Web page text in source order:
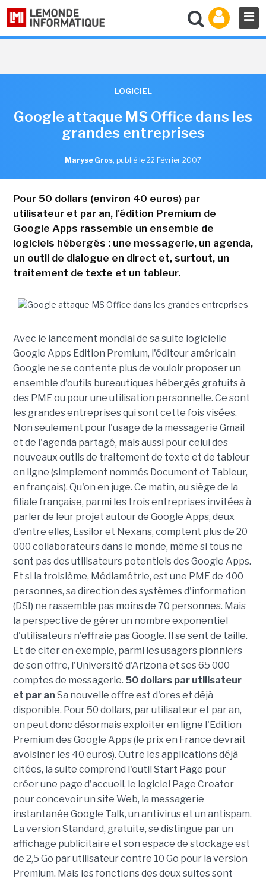
LOGICIEL
Google attaque MS Office dans les
grandes entreprises
Maryse Gros, publié le 22 Février 2007
Pour 50 dollars (environ 40 euros) par
utilisateur et par an, l'édition Premium de
Google Apps rassemble un ensemble de
logiciels hébergés : une messagerie, un agenda,
un outil de dialogue en direct et, surtout, un
traitement de texte et un tableur.
Avec le lancement mondial de sa suite logicielle
Google Apps Edition Premium, l'éditeur américain
Google ne se contente plus de vouloir proposer un
ensemble d'outils bureautiques hébergés gratuits à
des PME ou pour une utilisation personnelle. Ce sont
les grandes entreprises qui sont cette fois visées.
Non seulement pour l'usage de la messagerie Gmail
et de l'agenda partagé, mais aussi pour celui des
nouveaux outils de traitement de texte et de tableur
en ligne (simplement nommés Document et Tableur,
en français). Qu'on en juge. Ce matin, au siège de la
filiale française, parmi les trois entreprises invitées à
parler de leur projet autour de Google Apps, deux
d'entre elles, Essilor et Nexans, comptent plus de 20
000 collaborateurs dans le monde, même si tous ne
sont pas des utilisateurs potentiels des Google Apps.
Et si la troisième, Médiamétrie, est une PME de 400
personnes, sa direction des systèmes d'information
(DSI) ne rassemble pas moins de 70 personnes. Mais
la perspective de gérer un nombre exponentiel
d'utilisateurs n'effraie pas Google. Il se sent de taille.
Et de citer en exemple, parmi les usagers pionniers
de son offre, l'Université d'Arizona et ses 65 000
comptes de messagerie. 50 dollars par utilisateur
et par an Sa nouvelle offre est d'ores et déjà
disponible. Pour 50 dollars, par utilisateur et par an,
on peut donc désormais exploiter en ligne l'Edition
Premium des Google Apps (le prix en France devrait
avoisiner les 40 euros). Outre les applications déjà
citées, la suite comprend l'outil Start Page pour
créer une page d'accueil, le logiciel Page Creator
pour concevoir un site Web, la messagerie
instantanée Google Talk, un antivirus et un antispam.
La version Standard, gratuite, se distingue par un
affichage publicitaire et son espace de stockage est
de 2,5 Go par utilisateur contre 10 Go pour la version
Premium. Mais les fonctions des deux suites sont